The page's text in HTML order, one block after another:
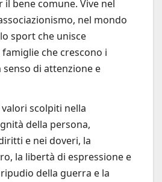
il bene comune. Vive nel
nel mondo
sport che unisce
che crescono i
di attenzione e
scolpiti nella
della persona,
e nei doveri, la
la libertà di espressione e
della guerra e la